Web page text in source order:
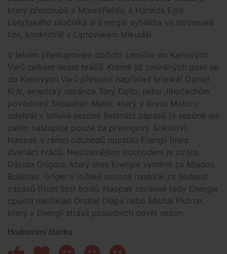
který přestoupil z Mountfieldu, a Haralds Egle.
Lotyšského útočníka si Energie vyhlédla ve slovenské
lize, konkrétně v Liptovském Mikuláši.
V letním přestupovém období zamířilo do Karlových
Varů celkem deset hráčů. Kromě již zmíněných posil se
do Karlových Varů přesunul například brankář Daniel
Král, americký obránce Tory Dello, nebo Jihočechům
povědomý Sebastian Malát, který v dresu Motoru
odehrál v loňské sezoně šestnáct zápasů (v sezóně ale
zatím nastupuje pouze za prvoligový Sokolov).
Naopak v rámci odchodů opustilo Energii hned
dvanáct hráčů. Nejcitelnějším odchodem je ztráta
Dávida Grígera, který dres Energie vyměnil za Mladou
Boleslav. Gríger v loňské sezoně nasbíral za šedesát
zápasů třicet šest bodů. Naopak obranné řady Energie
opustil například Ondřej Dlapa nebo Michal Plutnar,
který v Energii strávil posledních devět sezon.
Hodnocení článku